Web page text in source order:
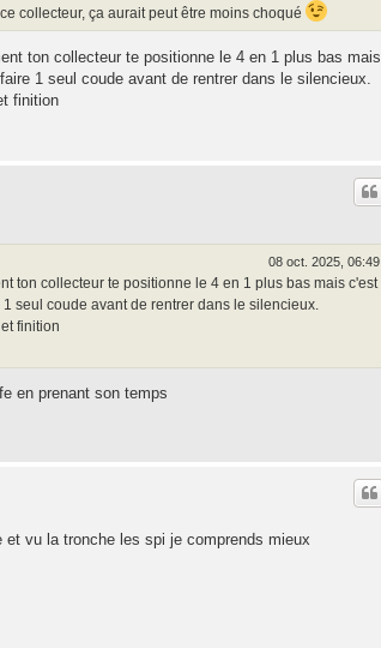
collecteur, ça aurait peut être moins choqué
ton collecteur te positionne le 4 en 1 plus bas mais
1 seul coude avant de rentrer dans le silencieux.
finition
08 oct. 2025, 06:49
ton collecteur te positionne le 4 en 1 plus bas mais c'est
seul coude avant de rentrer dans le silencieux.
finition
en prenant son temps
et vu la tronche les spi je comprends mieux